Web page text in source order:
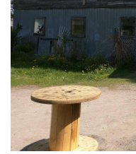
Contact
Contactez nous!